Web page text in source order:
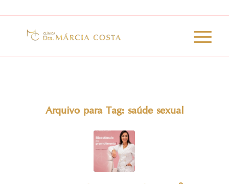
Arquivo para Tag: saúde sexual